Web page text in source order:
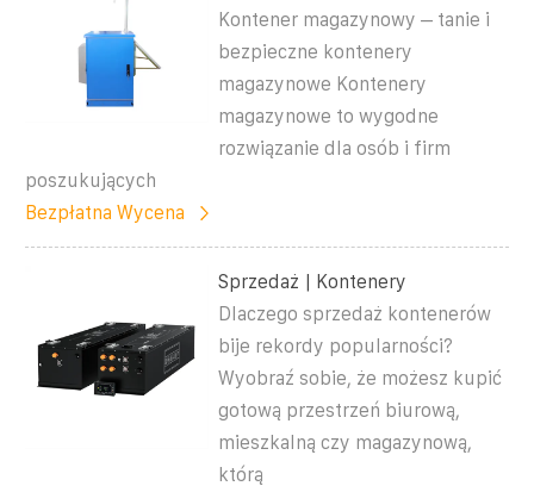
Kontener magazynowy – tanie i
bezpieczne kontenery
magazynowe Kontenery
magazynowe to wygodne
rozwiązanie dla osób i firm
poszukujących
Bezpłatna Wycena
Sprzedaż | Kontenery
Dlaczego sprzedaż kontenerów
bije rekordy popularności?
Wyobraź sobie, że możesz kupić
gotową przestrzeń biurową,
mieszkalną czy magazynową,
którą